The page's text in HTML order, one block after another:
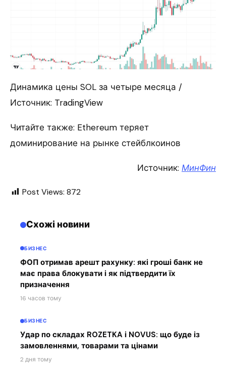
Динамика цены SOL за четыре месяца /
Источник: TradingView
Читайте также: Ethereum теряет
доминирование на рынке стейблкоинов
Источник: МинФин
Post Views: 872
Схожі новини
БИЗНЕС
ФОП отримав арешт рахунку: які гроші банк не
має права блокувати і як підтвердити їх
призначення
16 часов тому
БИЗНЕС
Удар по складах ROZETKA і NOVUS: що буде із
замовленнями, товарами та цінами
2 дня тому